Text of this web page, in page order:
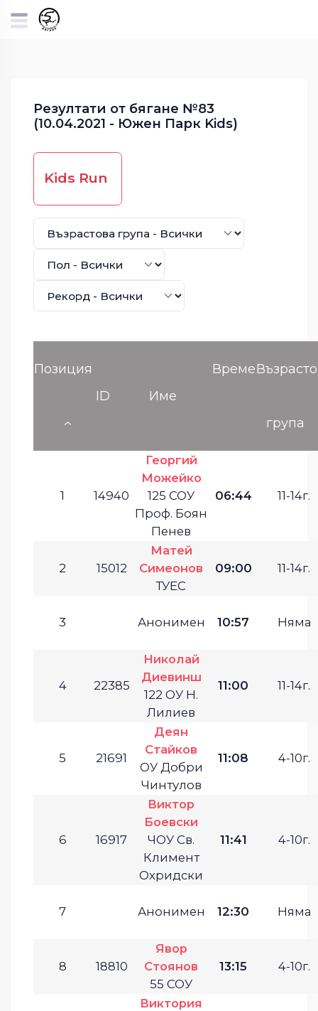
Резултати от бягане №83
(10.04.2021 - Южен Парк Kids)
Kids Run
Позиция
ID
Име
Време
група
1 14940
Георгий
Можейко
125 СОУ
Проф. Боян
Пенев
06:44 11-14г.
2 15012
Матей
Симеонов
ТУЕС
09:00 11-14г.
3 Анонимен 10:57 Няма
4 22385
Николай
Диевинш
122 ОУ Н.
Лилиев
11:00 11-14г.
5 21691
Деян
Стайков
ОУ Добри
Чинтулов
11:08 4-10г.
6 16917
Виктор
Боевски
ЧОУ Св.
Климент
Охридски
11:41 4-10г.
7 Анонимен 12:30 Няма
8 18810
Явор
Стоянов
55 СОУ
13:15 4-10г.
Виктория